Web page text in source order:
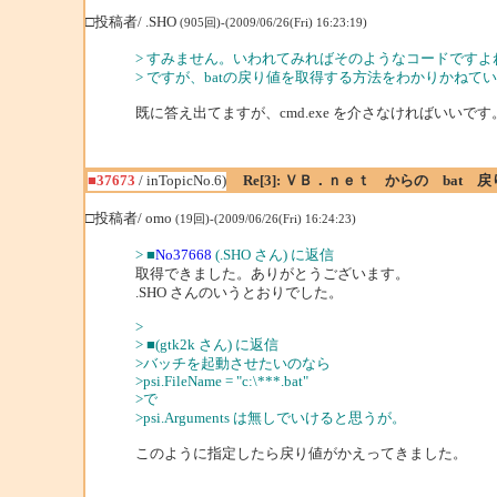
□投稿者/ .SHO (905回)-(2009/06/26(Fri) 16:23:19)
> すみません。いわれてみればそのようなコードですよ
> ですが、batの戻り値を取得する方法をわかりかねてい
既に答え出てますが、cmd.exe を介さなければいいです。
■37673 / inTopicNo.6)
Re[3]: ＶＢ．ｎｅｔ からの bat 戻
□投稿者/ omo (19回)-(2009/06/26(Fri) 16:24:23)
> ■No37668 (.SHO さん) に返信
取得できました。ありがとうございます。
.SHO さんのいうとおりでした。
>
> ■(gtk2k さん) に返信
>バッチを起動させたいのなら
>psi.FileName = "c:\***.bat"
>で
>psi.Arguments は無しでいけると思うが。
このように指定したら戻り値がかえってきました。